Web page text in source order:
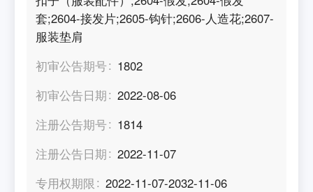
套;2604-接发片;2605-钩针;2606-人造花;2607-
服装垫肩
初审公告期号
1802
初审公告日期
2022-08-06
注册公告期号
1814
注册公告日期
2022-11-07
专用权期限
2022-11-07-2032-11-06